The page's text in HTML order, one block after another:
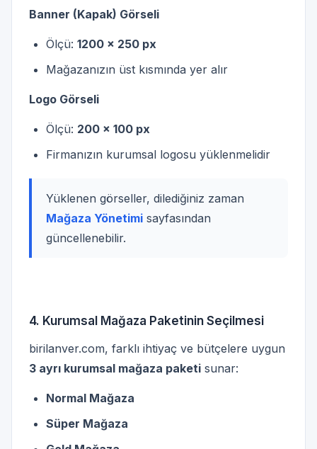
Banner (Kapak) Görseli
Ölçü: 1200 x 250 px
Mağazanızın üst kısmında yer alır
Logo Görseli
Ölçü: 200 x 100 px
Firmanızın kurumsal logosu yüklenmelidir
Yüklenen görseller, dilediğiniz zaman
Mağaza Yönetimi sayfasından
güncellenebilir.
4. Kurumsal Mağaza Paketinin Seçilmesi
birilanver.com, farklı ihtiyaç ve bütçelere uygun
3 ayrı kurumsal mağaza paketi sunar:
Normal Mağaza
Süper Mağaza